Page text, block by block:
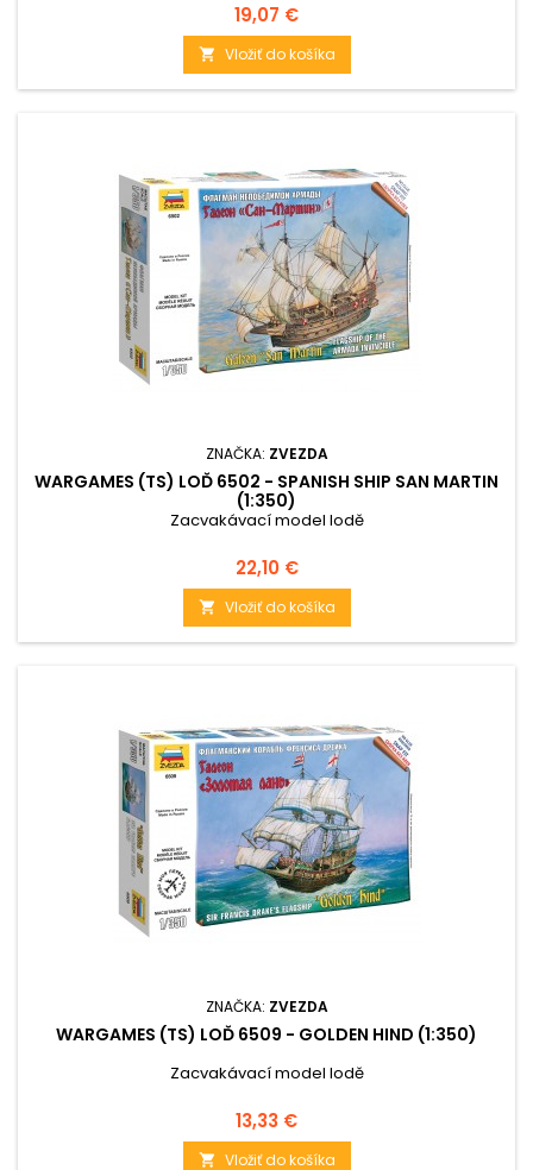
Cena
19,07 €
 Vložiť do košíka
ZNAČKA: ZVEZDA
WARGAMES (TS) LOĎ 6502 - SPANISH SHIP SAN MARTIN
(1:350)
Zacvakávací model lodě
Cena
22,10 €
 Vložiť do košíka
ZNAČKA: ZVEZDA
WARGAMES (TS) LOĎ 6509 - GOLDEN HIND (1:350)
Zacvakávací model lodě
Cena
13,33 €
 Vložiť do košíka